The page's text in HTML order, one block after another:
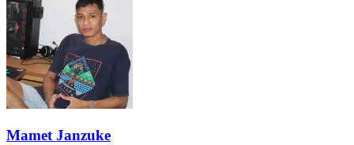
Mamet Janzuke